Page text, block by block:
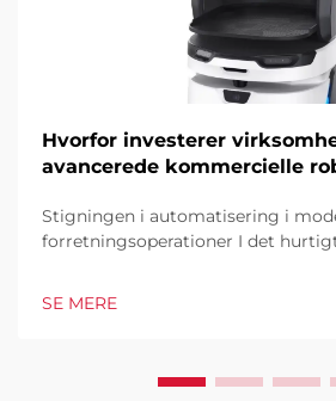
Hvorfor investerer
avancerede kommercielle
Stigningen i automatisering i
forretningsoperationer I det
excellence. Disse sofistikerede
SE MERE